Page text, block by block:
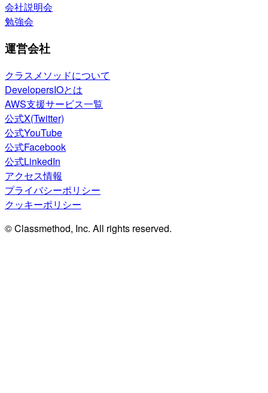
会社説明会
勉強会
運営会社
クラスメソッドについて
DevelopersIOとは
AWS支援サービス一覧
公式X(Twitter)
公式YouTube
公式Facebook
公式LinkedIn
アクセス情報
プライバシーポリシー
クッキーポリシー
© Classmethod, Inc. All rights reserved.